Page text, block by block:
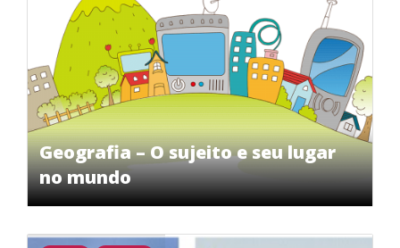
Geografia – O sujeito e seu lugar
no mundo